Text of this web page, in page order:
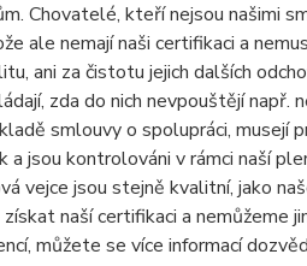
Chovatelé, kteří nejsou našimi
ale nemají naši certifikaci a
ani za čistotu jejich dalších
zda do nich nevpouštějí např.
smlouvy o spolupráci, musejí
a jsou kontrolováni v rámci naší
vejce jsou stejně kvalitní, jako
naší certifikaci a
můžete se více informací